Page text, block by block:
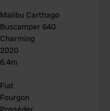
Malibu Carthago
Buscamper 640
Charming
2020
6.4m
Fiat
Fourgon